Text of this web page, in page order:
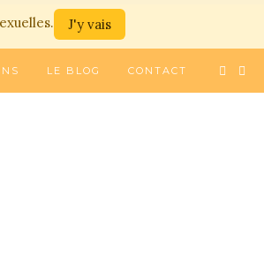
LE BLOG CONTACT
J'y vais